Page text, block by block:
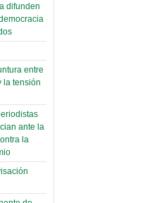
difunden
entre
la tensión
ante la
la